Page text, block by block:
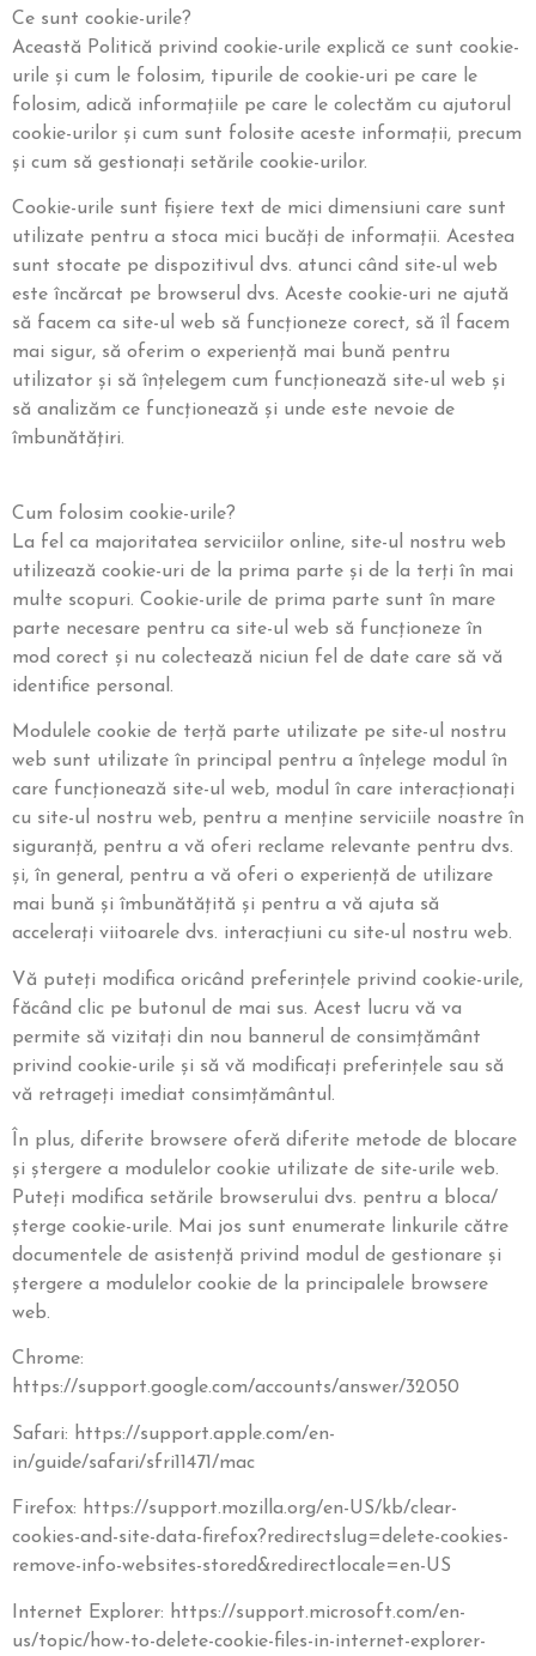
Ce sunt cookie-urile?
Această Politică privind cookie-urile explică ce sunt cookie-
urile și cum le folosim, tipurile de cookie-uri pe care le
folosim, adică informațiile pe care le colectăm cu ajutorul
cookie-urilor și cum sunt folosite aceste informații, precum
și cum să gestionați setările cookie-urilor.
Cookie-urile sunt fișiere text de mici dimensiuni care sunt
utilizate pentru a stoca mici bucăți de informații. Acestea
sunt stocate pe dispozitivul dvs. atunci când site-ul web
este încărcat pe browserul dvs. Aceste cookie-uri ne ajută
să facem ca site-ul web să funcționeze corect, să îl facem
mai sigur, să oferim o experiență mai bună pentru
utilizator și să înțelegem cum funcționează site-ul web și
să analizăm ce funcționează și unde este nevoie de
îmbunătățiri.
Cum folosim cookie-urile?
La fel ca majoritatea serviciilor online, site-ul nostru web
utilizează cookie-uri de la prima parte și de la terți în mai
multe scopuri. Cookie-urile de prima parte sunt în mare
parte necesare pentru ca site-ul web să funcționeze în
mod corect și nu colectează niciun fel de date care să vă
identifice personal.
Modulele cookie de terță parte utilizate pe site-ul nostru
web sunt utilizate în principal pentru a înțelege modul în
care funcționează site-ul web, modul în care interacționați
cu site-ul nostru web, pentru a menține serviciile noastre în
siguranță, pentru a vă oferi reclame relevante pentru dvs.
și, în general, pentru a vă oferi o experiență de utilizare
mai bună și îmbunătățită și pentru a vă ajuta să
accelerați viitoarele dvs. interacțiuni cu site-ul nostru web.
Vă puteți modifica oricând preferințele privind cookie-urile,
făcând clic pe butonul de mai sus. Acest lucru vă va
permite să vizitați din nou bannerul de consimțământ
privind cookie-urile și să vă modificați preferințele sau să
vă retrageți imediat consimțământul.
În plus, diferite browsere oferă diferite metode de blocare
și ștergere a modulelor cookie utilizate de site-urile web.
Puteți modifica setările browserului dvs. pentru a bloca/
șterge cookie-urile. Mai jos sunt enumerate linkurile către
documentele de asistență privind modul de gestionare și
ștergere a modulelor cookie de la principalele browsere
web.
Chrome:
https://support.google.com/accounts/answer/32050
Safari: https://support.apple.com/en-
in/guide/safari/sfri11471/mac
Firefox: https://support.mozilla.org/en-US/kb/clear-
cookies-and-site-data-firefox?redirectslug=delete-cookies-
remove-info-websites-stored&redirectlocale=en-US
Internet Explorer: https://support.microsoft.com/en-
us/topic/how-to-delete-cookie-files-in-internet-explorer-